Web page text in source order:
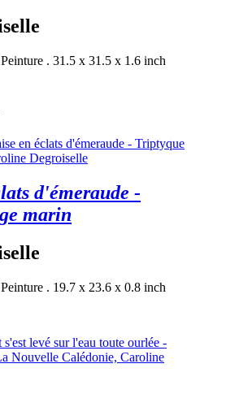
Peinture . 31.5 x 31.5 x 1.6 inch
d'émeraude -
marin
Peinture . 19.7 x 23.6 x 0.8 inch